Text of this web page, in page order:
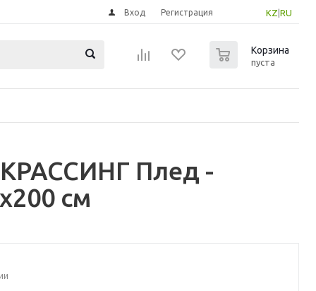
KZ RU
Вход Регистрация
Корзина
пуста
Плед -
см